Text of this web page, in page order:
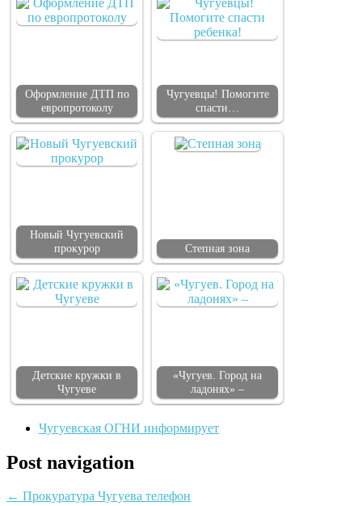
Оформление ДТП по
европротоколу
Чугуевцы! Помогите
спасти…
Новый Чугуевский
прокурор
Степная зона
Детские кружки в
Чугуеве
«Чугуев. Город на
ладонях» –
Чугуевская ОГНИ информирует
Post navigation
← Прокуратура Чугуева телефон